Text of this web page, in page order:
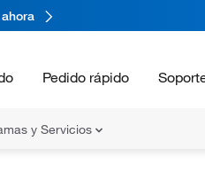
Pedido rápido
y Servicios